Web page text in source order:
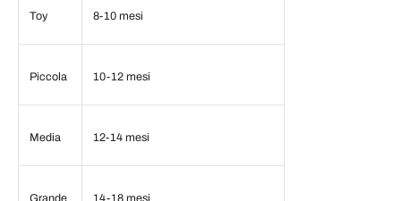
Toy 8-10 mesi
Piccola 10-12 mesi
Media 12-14 mesi
Grande 14-18 mesi